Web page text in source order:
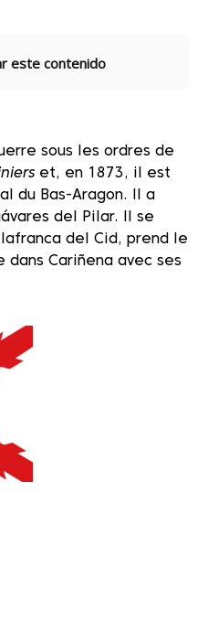
este contenido
sous les ordres de
et, en 1873, il est
du Bas-Aragon. Il a
del Pilar. Il se
del Cid, prend le
Cariñena avec ses